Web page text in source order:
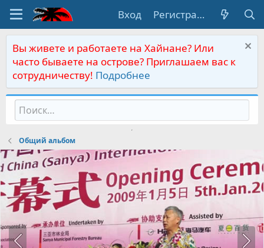
Вход Регистрация
Вы живете и работаете на Хайнане? Или
часто бываете на острове? Приглашаем вас к
сотрудничеству! Подробнее
Общий альбом